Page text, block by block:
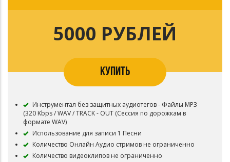
Приобретая данный тип лицензии Вы соглашаетесь с
условиями пользования.
5000 РУБЛЕЙ
КУПИТЬ
Инструментал без защитных аудиотегов - Файлы MP3
(320 Kbps / WAV / TRACK - OUT (Сессия по дорожкам в
формате WAV)
Использование для записи 1 Песни
Количество Онлайн Аудио стримов не ограниченно
Количество видеоклипов не ограниченно